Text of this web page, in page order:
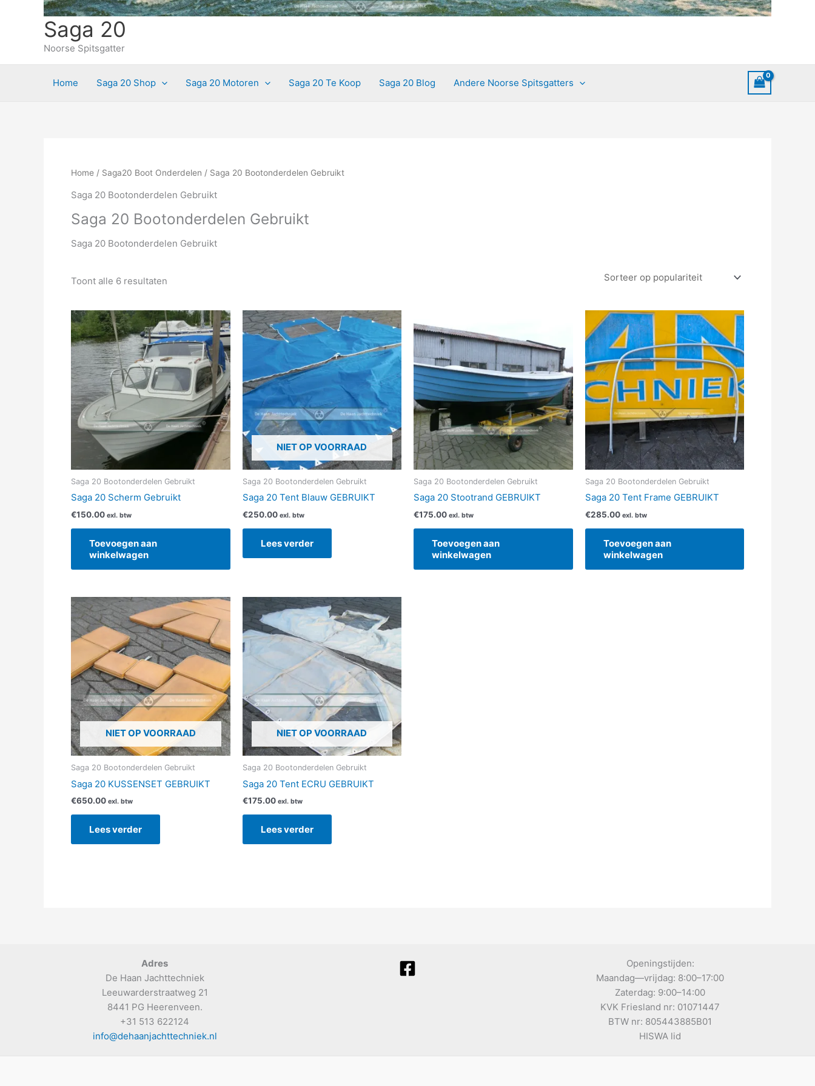
Saga 20
Noorse Spitsgatter
Home Saga 20 Shop Saga 20 Motoren Saga 20 Te Koop Saga 20 Blog Andere Noorse Spitsgatters
Home / Saga20 Boot Onderdelen / Saga 20 Bootonderdelen Gebruikt
Saga 20 Bootonderdelen Gebruikt
Saga 20 Bootonderdelen Gebruikt
Saga 20 Bootonderdelen Gebruikt
Toont alle 6 resultaten
Saga 20 Bootonderdelen Gebruikt
Saga 20 Scherm Gebruikt
€150.00 exl. btw
Toevoegen aan
winkelwagen
NIET OP VOORRAAD
Saga 20 Bootonderdelen Gebruikt
Saga 20 Tent Blauw GEBRUIKT
€250.00 exl. btw
Lees verder
Saga 20 Bootonderdelen Gebruikt
Saga 20 Stootrand GEBRUIKT
€175.00 exl. btw
Toevoegen aan
winkelwagen
Saga 20 Bootonderdelen Gebruikt
Saga 20 Tent Frame GEBRUIKT
€285.00 exl. btw
Toevoegen aan
winkelwagen
NIET OP VOORRAAD
Saga 20 Bootonderdelen Gebruikt
Saga 20 KUSSENSET GEBRUIKT
€650.00 exl. btw
Lees verder
NIET OP VOORRAAD
Saga 20 Bootonderdelen Gebruikt
Saga 20 Tent ECRU GEBRUIKT
€175.00 exl. btw
Lees verder
Adres
De Haan Jachttechniek
Leeuwarderstraatweg 21
8441 PG Heerenveen.
+31 513 622124
info@dehaanjachttechniek.nl
Openingstijden:
Maandag—vrijdag: 8:00–17:00
Zaterdag: 9:00–14:00
KVK Friesland nr: 01071447
BTW nr: 805443885B01
HISWA lid